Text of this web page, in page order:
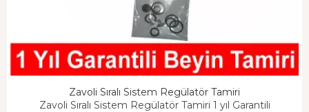
Zavoli Sıralı Sistem Regülatör Tamiri
Zavoli Sıralı Sistem Regülatör Tamiri 1 yıl Garantili